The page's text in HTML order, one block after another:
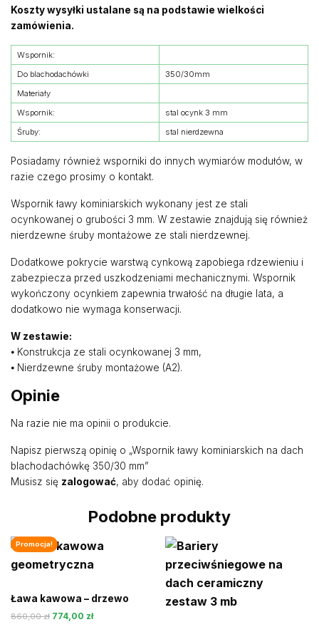
Koszty wysyłki ustalane są na podstawie wielkości
zamówienia.
Wspornik:
Do blachodachówki
350/30mm
Materiały
Wspornik:
stal ocynk 3 mm
Śruby:
stal nierdzewna
Posiadamy również wsporniki do innych wymiarów modułów, w
razie czego prosimy o kontakt.
Wspornik ławy kominiarskich wykonany jest ze stali
ocynkowanej o grubości 3 mm. W zestawie znajdują się również
nierdzewne śruby montażowe ze stali nierdzewnej.
Dodatkowe pokrycie warstwą cynkową zapobiega rdzewieniu i
zabezpiecza przed uszkodzeniami mechanicznymi. Wspornik
wykończony ocynkiem zapewnia trwałość na długie lata, a
dodatkowo nie wymaga konserwacji.
W zestawie:
⦁ Konstrukcja ze stali ocynkowanej 3 mm,
⦁ Nierdzewne śruby montażowe (A2).
Opinie
Na razie nie ma opinii o produkcie.
Napisz pierwszą opinię o „Wspornik ławy kominiarskich na dach
blachodachówkę 350/30 mm”
Musisz się zalogować, aby dodać opinię.
Podobne produkty
Promocja!
Ława kawowa – drzewo
860,00zł Pierwotna
774,00 złAktualna